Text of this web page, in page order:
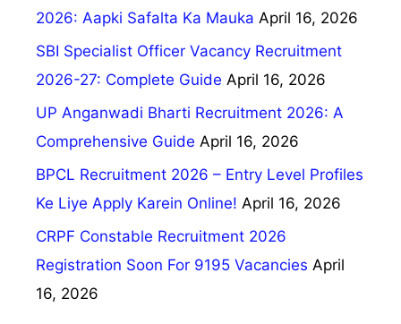
2026: Aapki Safalta Ka Mauka April 16, 2026
SBI Specialist Officer Vacancy Recruitment
2026-27: Complete Guide April 16, 2026
UP Anganwadi Bharti Recruitment 2026: A
Comprehensive Guide April 16, 2026
BPCL Recruitment 2026 – Entry Level Profiles
Ke Liye Apply Karein Online! April 16, 2026
CRPF Constable Recruitment 2026
Registration Soon For 9195 Vacancies April
16, 2026